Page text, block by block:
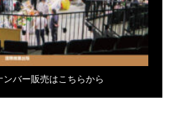
バー販売はこちらから